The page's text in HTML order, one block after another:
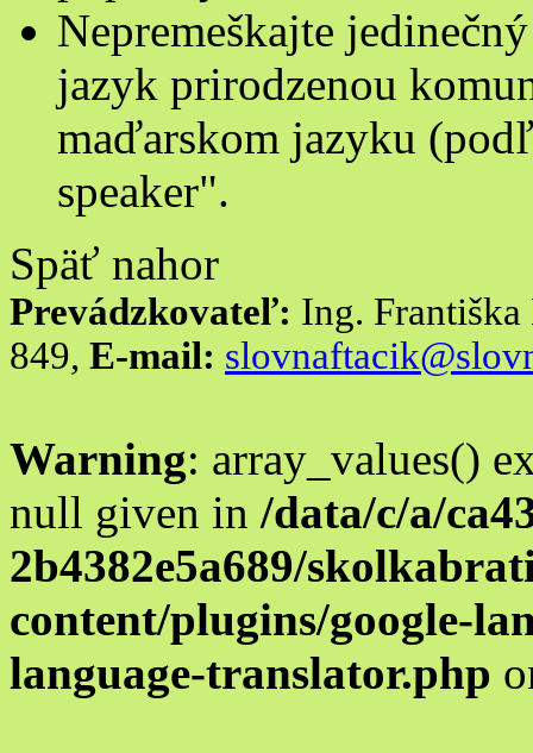
Nepremeškajte
jazyk prirodzenou
maďarskom jazyku
speaker".
Späť nahor
Prevádzkovateľ: Ing.
849, E-mail:
Warning: array_values()
null given in /data/c/a/
2b4382e5a689/
content/plugins/google-
language-translator.php